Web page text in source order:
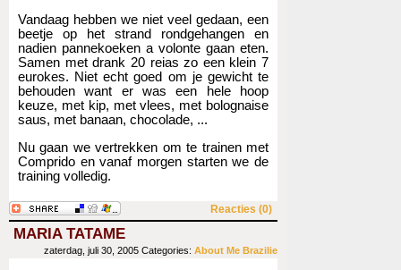
Vandaag hebben we niet veel gedaan, een
beetje op het strand rondgehangen en
nadien pannekoeken a volonte gaan eten.
Samen met drank 20 reias zo een klein 7
eurokes. Niet echt goed om je gewicht te
behouden want er was een hele hoop
keuze, met kip, met vlees, met bolognaise
saus, met banaan, chocolade, ...
Nu gaan we vertrekken om te trainen met
Comprido en vanaf morgen starten we de
training volledig.
Reacties (0)
MARIA TATAME
zaterdag, juli 30, 2005 Categories: About Me Brazilie